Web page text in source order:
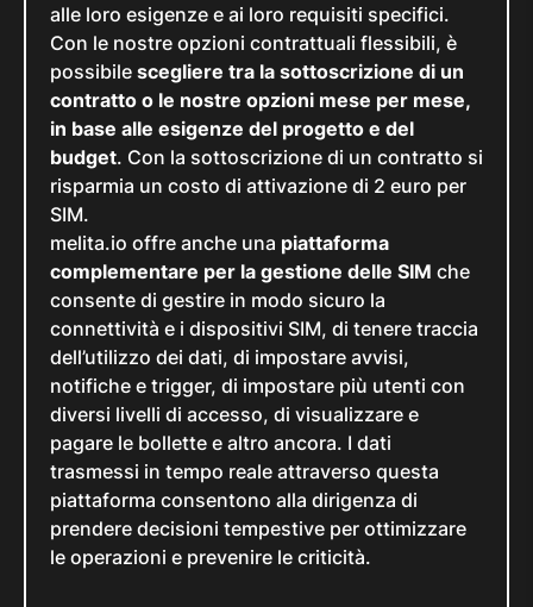
alle loro esigenze e ai loro requisiti specifici.
Con le nostre opzioni contrattuali flessibili, è
possibile scegliere tra la sottoscrizione di un
contratto o le nostre opzioni mese per mese,
in base alle esigenze del progetto e del
budget. Con la sottoscrizione di un contratto si
risparmia un costo di attivazione di 2 euro per
SIM.
melita.io offre anche una piattaforma
complementare per la gestione delle SIM che
consente di gestire in modo sicuro la
connettività e i dispositivi SIM, di tenere traccia
dell’utilizzo dei dati, di impostare avvisi,
notifiche e trigger, di impostare più utenti con
diversi livelli di accesso, di visualizzare e
pagare le bollette e altro ancora. I dati
trasmessi in tempo reale attraverso questa
piattaforma consentono alla dirigenza di
prendere decisioni tempestive per ottimizzare
le operazioni e prevenire le criticità.